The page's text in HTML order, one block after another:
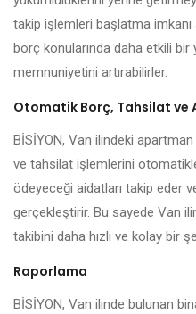
takip işlemleri başlatma
borç konularında daha etkili
memnuniyetini artırabilirler.
Otomatik Borç, Tahsilat ve
BİSİYON, Van ilindeki
ve tahsilat işlemlerini
ödeyeceği aidatları takip eder
gerçekleştirir. Bu sayede Van
takibini daha hızlı ve kolay bir
Raporlama
BİSİYON, Van ilinde bulunan